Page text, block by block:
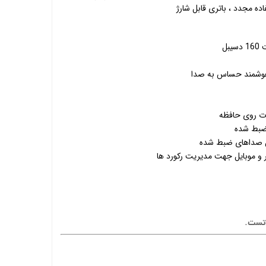
مجدد ، باتری قابل شارژ
حساس به صدا
روی حافظه
شده
صداهای ضبط شده
و موبایل جهت مدیریت رکورد ها